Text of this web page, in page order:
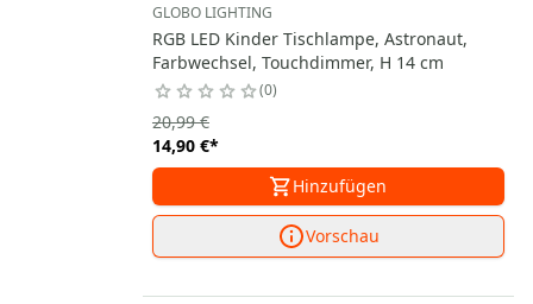
GLOBO LIGHTING
RGB LED Kinder Tischlampe, Astronaut,
Farbwechsel, Touchdimmer, H 14 cm
0
14,90 €*
20,99 €
Hinzufügen
Vorschau